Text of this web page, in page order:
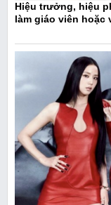
Hiệu trưởng, hiệu
làm giáo viên hoặc